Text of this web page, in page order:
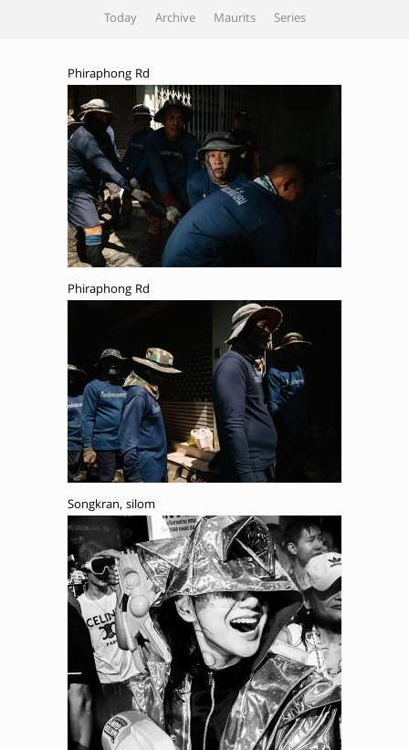
Today Archive Maurits Series
Phiraphong Rd
Phiraphong Rd
Songkran, silom